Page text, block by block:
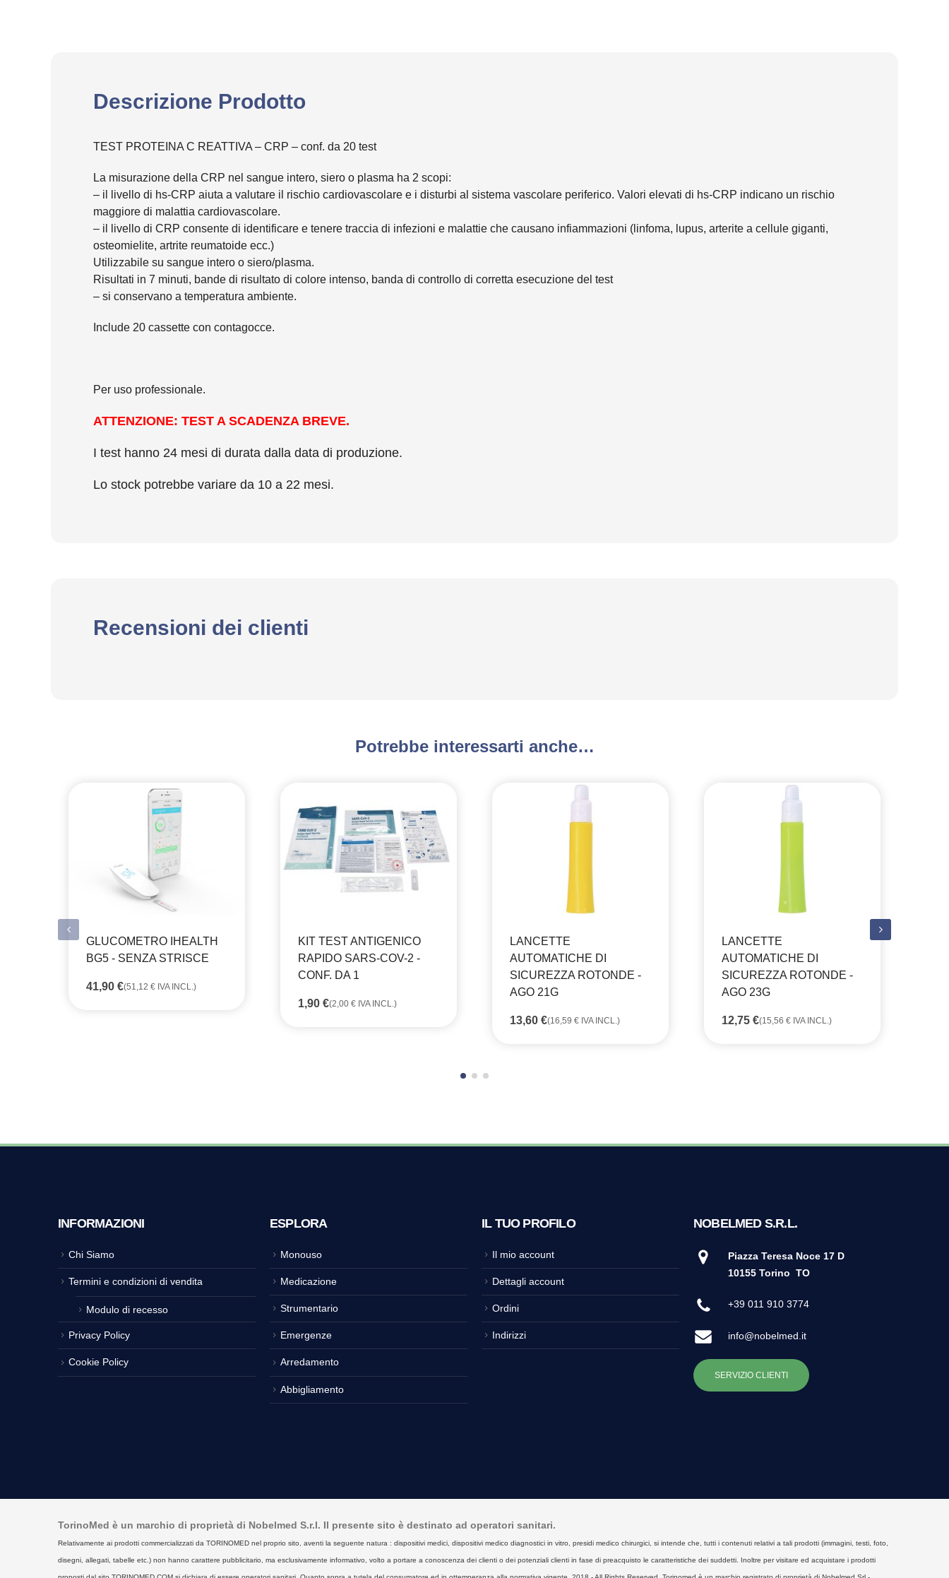
Descrizione Prodotto
TEST PROTEINA C REATTIVA – CRP – conf. da 20 test
La misurazione della CRP nel sangue intero, siero o plasma ha 2 scopi:
– il livello di hs-CRP aiuta a valutare il rischio cardiovascolare e i disturbi al sistema vascolare periferico. Valori elevati di hs-CRP indicano un rischio
maggiore di malattia cardiovascolare.
– il livello di CRP consente di identificare e tenere traccia di infezioni e malattie che causano infiammazioni (linfoma, lupus, arterite a cellule giganti,
osteomielite, artrite reumatoide ecc.)
Utilizzabile su sangue intero o siero/plasma.
Risultati in 7 minuti, bande di risultato di colore intenso, banda di controllo di corretta esecuzione del test
– si conservano a temperatura ambiente.
Include 20 cassette con contagocce.
Per uso professionale.
ATTENZIONE: TEST A SCADENZA BREVE.
I test hanno 24 mesi di durata dalla data di produzione.
Lo stock potrebbe variare da 10 a 22 mesi.
Recensioni dei clienti
Potrebbe interessarti anche…
GLUCOMETRO IHEALTH
BG5 - SENZA STRISCE
41,90 €(51,12 € IVA INCL.)
KIT TEST ANTIGENICO
RAPIDO SARS-COV-2 -
CONF. DA 1
1,90 €(2,00 € IVA INCL.)
LANCETTE
AUTOMATICHE DI
SICUREZZA ROTONDE -
AGO 21G
13,60 €(16,59 € IVA INCL.)
LANCETTE
AUTOMATICHE DI
SICUREZZA ROTONDE -
AGO 23G
12,75 €(15,56 € IVA INCL.)
INFORMAZIONI
Chi Siamo
Termini e condizioni di vendita
Modulo di recesso
Privacy Policy
Cookie Policy
ESPLORA
Monouso
Medicazione
Strumentario
Emergenze
Arredamento
Abbigliamento
IL TUO PROFILO
Il mio account
Dettagli account
Ordini
Indirizzi
NOBELMED S.R.L.
Piazza Teresa Noce 17 D
10155 Torino TO
+39 011 910 3774
info@nobelmed.it
SERVIZIO CLIENTI
TorinoMed è un marchio di proprietà di Nobelmed S.r.l. Il presente sito è destinato ad operatori sanitari.
Relativamente ai prodotti commercializzati da TORINOMED nel proprio sito, aventi la seguente natura : dispositivi medici, dispositivi medico diagnostici in vitro, presidi medico chirurgici, si intende che, tutti i contenuti relativi a tali prodotti (immagini, testi, foto,
disegni, allegati, tabelle etc.) non hanno carattere pubblicitario, ma esclusivamente informativo, volto a portare a conoscenza dei clienti o dei potenziali clienti in fase di preacquisto le caratteristiche dei suddetti. Inoltre per visitare ed acquistare i prodotti